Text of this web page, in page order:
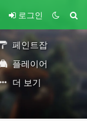
로그인
페인트잡
플레이어
더 보기